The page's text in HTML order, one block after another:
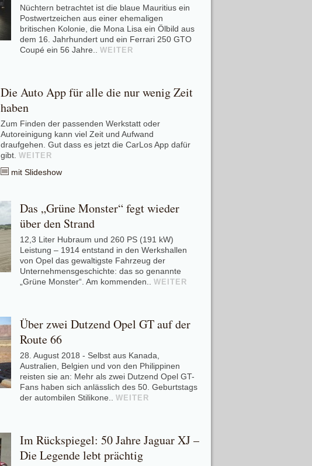
Nüchtern betrachtet ist die blaue Mauritius ein
Postwertzeichen aus einer ehemaligen
britischen Kolonie, die Mona Lisa ein Ölbild aus
dem 16. Jahrhundert und ein Ferrari 250 GTO
Coupé ein 56 Jahre.. WEITER
Die Auto App für alle die nur wenig Zeit
haben
Zum Finden der passenden Werkstatt oder
Autoreinigung kann viel Zeit und Aufwand
draufgehen. Gut dass es jetzt die CarLos App dafür
gibt. WEITER
mit Slideshow
Das „Grüne Monster“ fegt wieder
über den Strand
12,3 Liter Hubraum und 260 PS (191 kW)
Leistung – 1914 entstand in den Werkshallen
von Opel das gewaltigste Fahrzeug der
Unternehmensgeschichte: das so genannte
„Grüne Monster“. Am kommenden.. WEITER
Über zwei Dutzend Opel GT auf der
Route 66
28. August 2018 - Selbst aus Kanada,
Australien, Belgien und von den Philippinen
reisten sie an: Mehr als zwei Dutzend Opel GT-
Fans haben sich anlässlich des 50. Geburtstags
der autombilen Stilikone.. WEITER
Im Rückspiegel: 50 Jahre Jaguar XJ –
Die Legende lebt prächtig